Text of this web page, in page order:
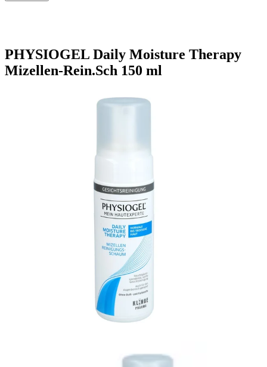
PHYSIOGEL Daily Moisture Therapy
Mizellen-Rein.Sch 150 ml